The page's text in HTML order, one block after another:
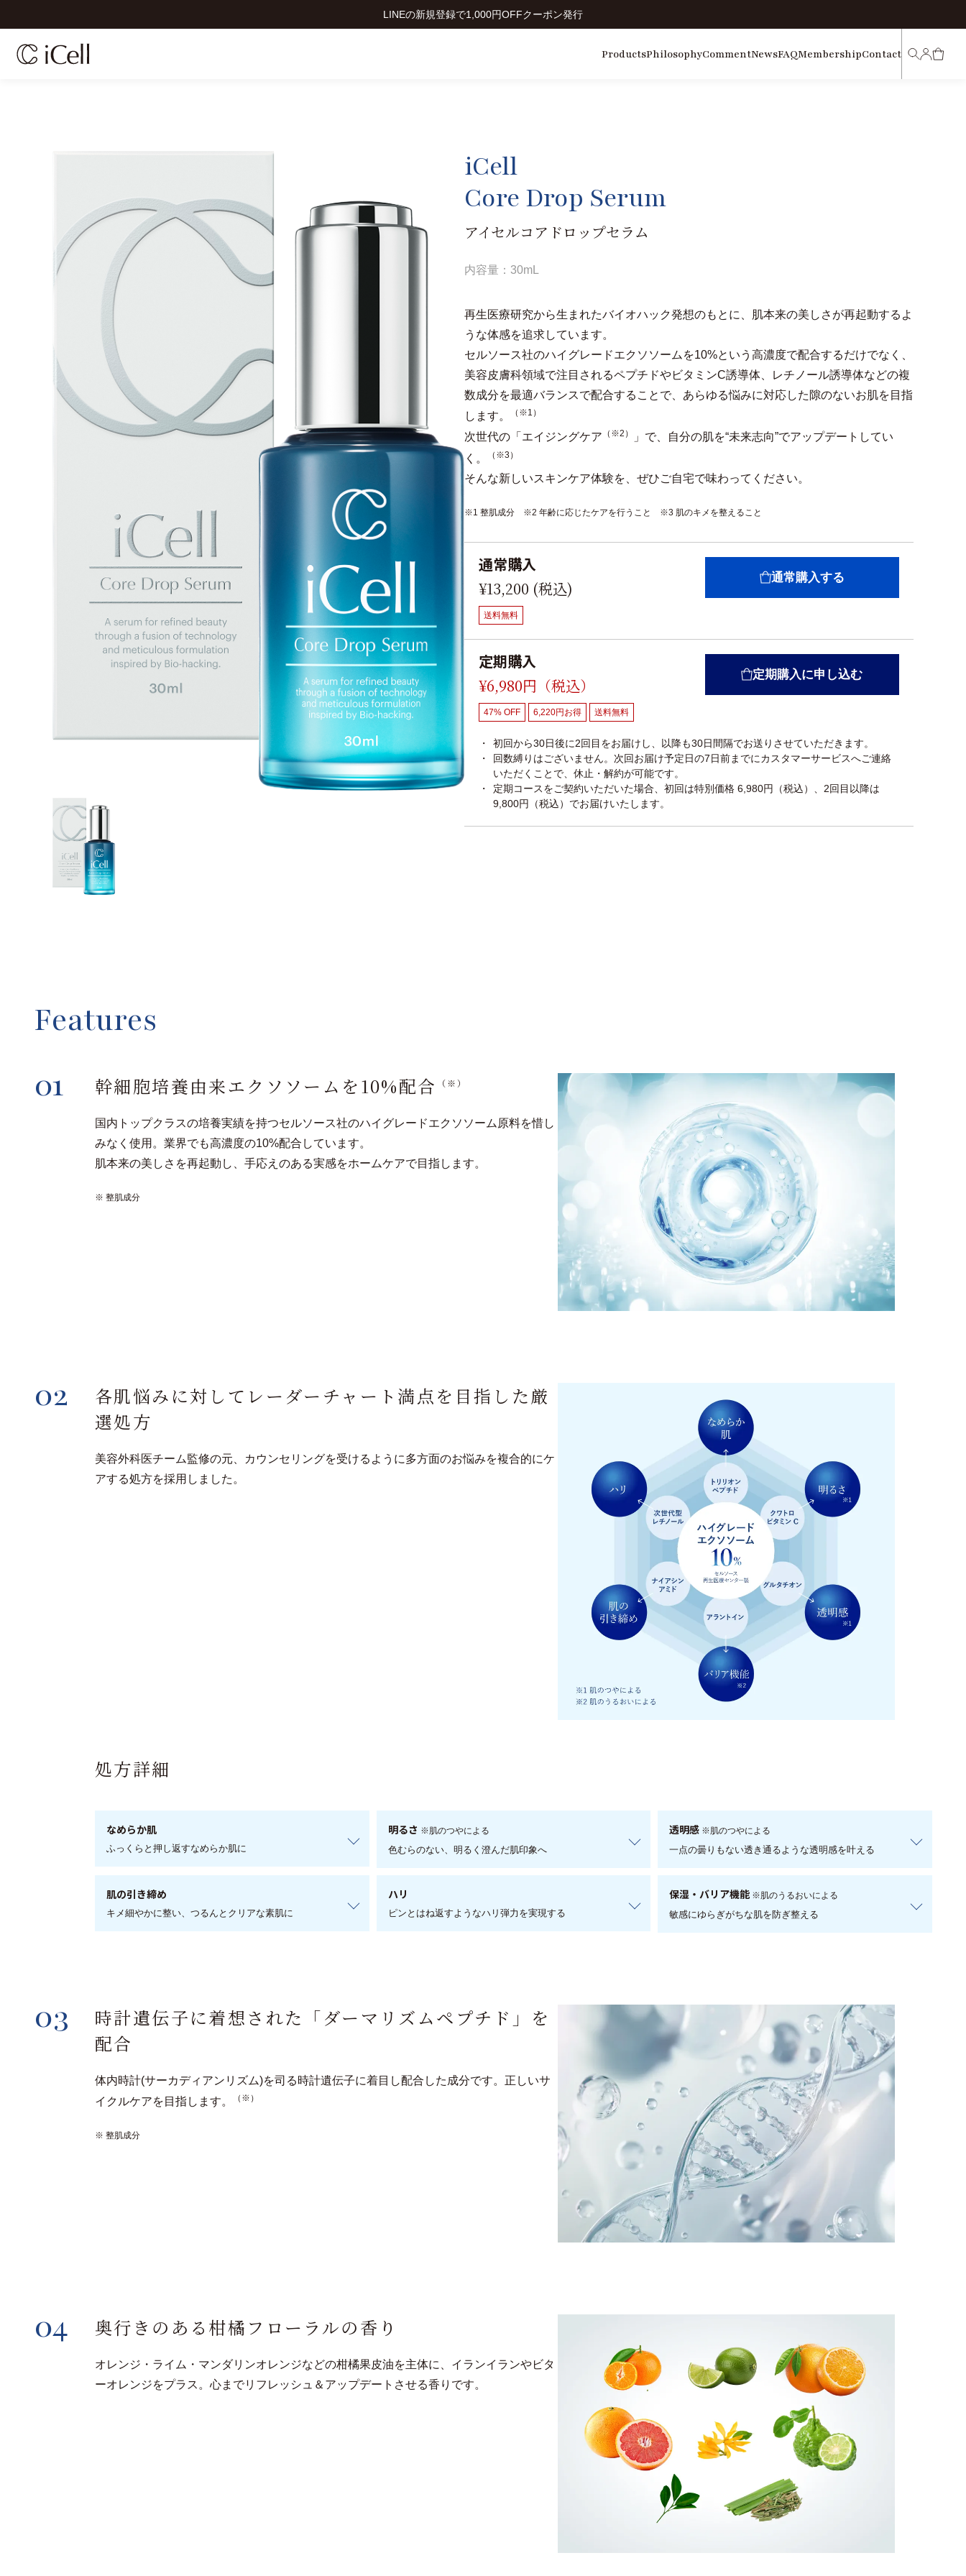
LINEの新規登録で1,000円OFFクーポン発行
ProductsPhilosophyCommentNewsFAQMembershipContact
マ
iCell
Core Drop Serum
アイセルコアドロップセラム
内容量：30mL
再生医療研究から生まれたバイオハック発想のもとに、肌本来の美しさが再起動するよ
うな体感を追求しています。
セルソース社のハイグレードエクソソームを10%という高濃度で配合するだけでなく、
美容皮膚科領域で注目されるペプチドやビタミンC誘導体、レチノール誘導体などの複
数成分を最適バランスで配合することで、あらゆる悩みに対応した隙のないお肌を目指
します。
（※1）
次世代の「エイジングケア （※2）
」で、自分の肌を“未来志向”でアップデートしてい
く。
（※3）
そんな新しいスキンケア体験を、ぜひご自宅で味わってください。
※1 整肌成分 ※2 年齢に応じたケアを行うこと ※3 肌のキメを整えること
通常購入
¥13,200 (税込)
送料無料
通常購入する
定期購入
¥6,980円（税込）
47% OFF 6,220円お得 送料無料
定期購入に申し込む
初回から30日後に2回目をお届けし、以降も30日間隔でお送りさせていただきます。
回数縛りはございません。次回お届け予定日の7日前までにカスタマーサービスへご連絡
いただくことで、休止・解約が可能です。
定期コースをご契約いただいた場合、初回は特別価格 6,980円（税込）、2回目以降は
9,800円（税込）でお届けいたします。
Features
01 幹細胞培養由来エクソソームを10%配合 （※）
国内トップクラスの培養実績を持つセルソース社のハイグレードエクソソーム原料を惜し
みなく使用。業界でも高濃度の10%配合しています。
肌本来の美しさを再起動し、手応えのある実感をホームケアで目指します。
※ 整肌成分
02
各肌悩みに対してレーダーチャート満点を目指した厳
選処方
美容外科医チーム監修の元、カウンセリングを受けるように多方面のお悩みを複合的にケ
アする処方を採用しました。
処方詳細
なめらか肌
ふっくらと押し返すなめらか肌に
明るさ ※肌のつやによる
色むらのない、明るく澄んだ肌印象へ
透明感 ※肌のつやによる
一点の曇りもない透き通るような透明感を叶える
肌の引き締め
キメ細やかに整い、つるんとクリアな素肌に
ハリ
ピンとはね返すようなハリ弾力を実現する
保湿・バリア機能 ※肌のうるおいによる
敏感にゆらぎがちな肌を防ぎ整える
03
時計遺伝子に着想された「ダーマリズムペプチド」を
配合
体内時計(サーカディアンリズム)を司る時計遺伝子に着目し配合した成分です。正しいサ
イクルケアを目指します。
（※）
※ 整肌成分
04 奥行きのある柑橘フローラルの香り
オレンジ・ライム・マンダリンオレンジなどの柑橘果皮油を主体に、イランイランやビタ
ーオレンジをプラス。心までリフレッシュ＆アップデートさせる香りです。